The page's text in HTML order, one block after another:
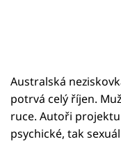
Australská
potrvá celý říjen.
ruce. Autoři
psychické, tak